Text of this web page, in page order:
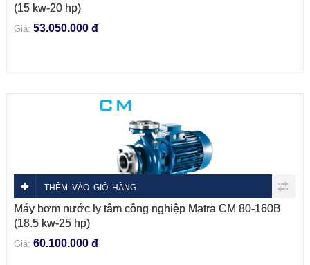
(15 kw-20 hp)
Giá: 53.050.000 đ
THÊM VÀO GIỎ HÀNG
Máy bơm nước ly tâm công nghiệp Matra CM 80-160B
(18.5 kw-25 hp)
Giá: 60.100.000 đ